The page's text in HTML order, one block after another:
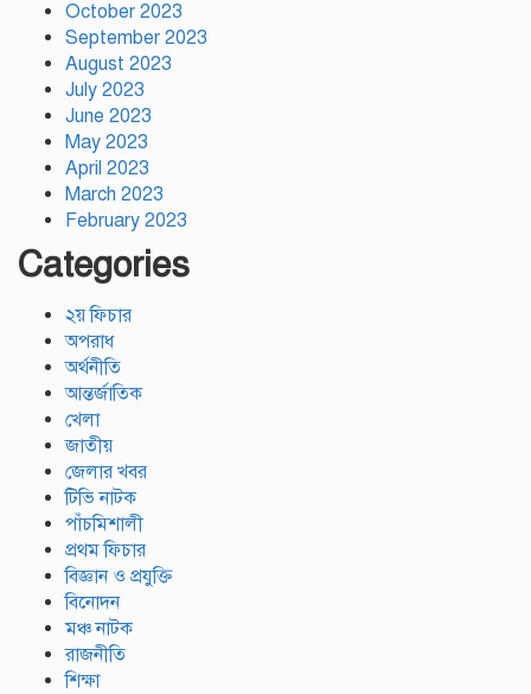
October 2023
September 2023
August 2023
July 2023
June 2023
May 2023
April 2023
March 2023
February 2023
Categories
২য় ফিচার
অপরাধ
অর্থনীতি
আন্তর্জাতিক
খেলা
জাতীয়
জেলার খবর
টিভি নাটক
পাঁচমিশালী
প্রথম ফিচার
বিজ্ঞান ও প্রযুক্তি
বিনোদন
মঞ্চ নাটক
রাজনীতি
শিক্ষা